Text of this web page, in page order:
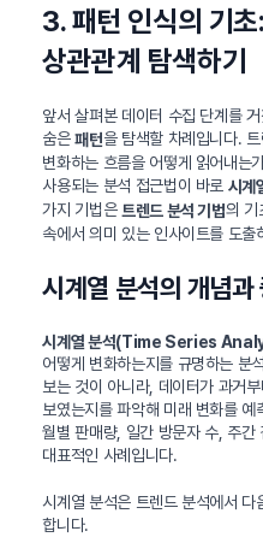
3. 패턴 인식의 기
상관관계 탐색하기
앞서 살펴본 데이터 수집 단계를
숨은패턴을 탐색할 차례입니다.
변화하는 흐름을 어떻게 읽어내는
사용되는 분석 접근법이 바로 시계
가지 기법은트렌드 분석 기법의 기
속에서 의미 있는 인사이트를 도출
시계열 분석의 개념과
시계열 분석(Time Series
어떻게 변화하는지를 규명하는 분
보는 것이 아니라, 데이터가 과거
보였는지를 파악해 미래 변화를
월별 판매량, 일간 방문자 수, 주간
대표적인 사례입니다.
시계열 분석은 트렌드 분석에서
합니다.